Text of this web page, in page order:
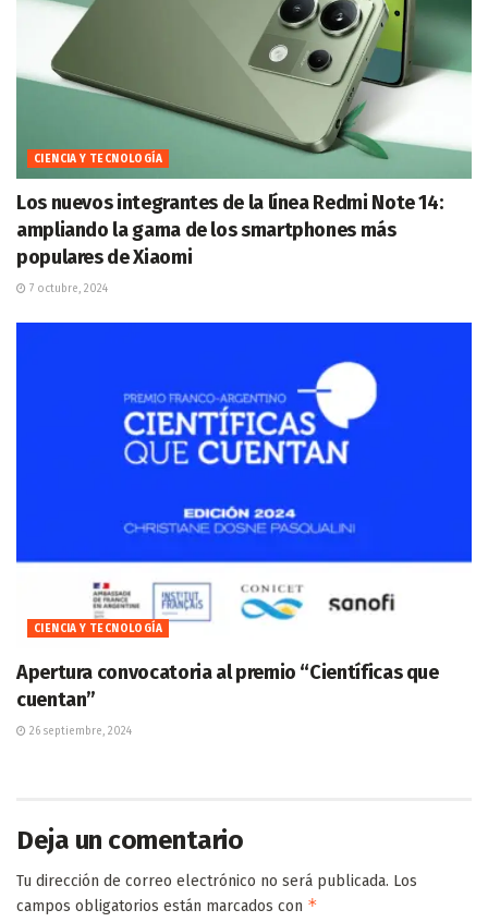
CIENCIA Y TECNOLOGÍA
Los nuevos integrantes de la línea Redmi Note 14:
ampliando la gama de los smartphones más
populares de Xiaomi
7 octubre, 2024
CIENCIA Y TECNOLOGÍA
Apertura convocatoria al premio “Científicas que
cuentan”
26 septiembre, 2024
Deja un comentario
Tu dirección de correo electrónico no será publicada. Los
campos obligatorios están marcados con *